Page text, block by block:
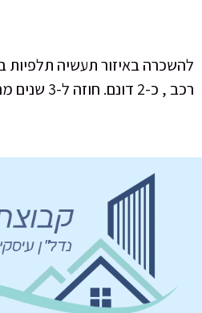
להשכרה באיזור תעשיה תלפיות
רכב , כ-2 דונם. חוזה ל-3 שנים מחיר : 65,000 שח לחודש.